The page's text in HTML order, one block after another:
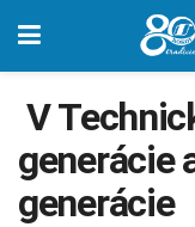
V
generácie
generácie